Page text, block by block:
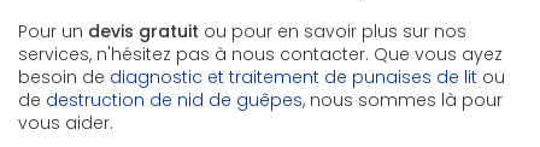
Pour un devis gratuit ou pour en savoir plus sur nos
services, n'hésitez pas à nous contacter. Que vous ayez
besoin de diagnostic et traitement de punaises de lit ou
de destruction de nid de guêpes, nous sommes là pour
vous aider.